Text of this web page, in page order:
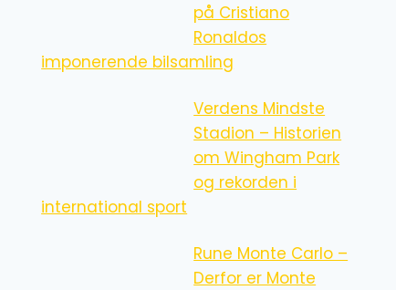
på Cristiano
Ronaldos
imponerende bilsamling
Verdens Mindste
Stadion – Historien
om Wingham Park
og rekorden i
international sport
Rune Monte Carlo –
Derfor er Monte